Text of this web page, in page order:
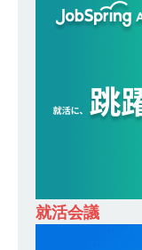
就活会議